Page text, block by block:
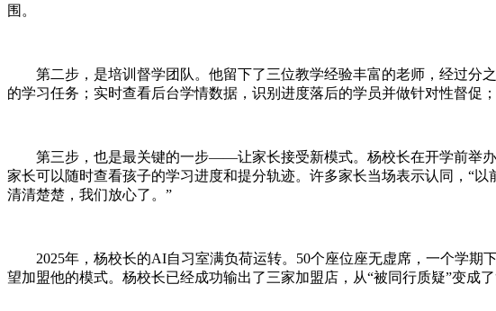
围。
第二步，是培训督学团队。他留下了三位教学经验丰富的老师，经过分
的学习任务；实时查看后台学情数据，识别进度落后的学员并做针对性督促
第三步，也是最关键的一步——让家长接受新模式。杨校长在开学前举
家长可以随时查看孩子的学习进度和提分轨迹。许多家长当场表示认同，“
清清楚楚，我们放心了。”
2025年，杨校长的AI自习室满负荷运转。50个座位座无虚席，一个学
望加盟他的模式。杨校长已经成功输出了三家加盟店，从“被同行质疑”变成了